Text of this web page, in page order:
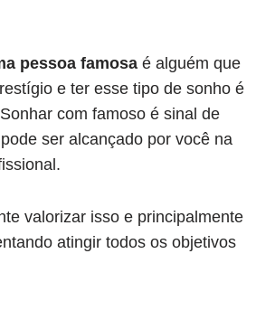
pessoa famosa é alguém que
e ter esse tipo de sonho é
com famoso é sinal de
ser alcançado por você na
valorizar isso e principalmente
atingir todos os objetivos